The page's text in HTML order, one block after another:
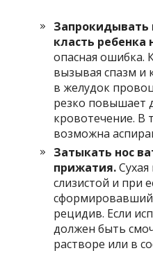
Запрокидывать
класть ребенка
опасная ошибка.
вызывая спазм и
в желудок
резко повышает
кровотечение. В
возможна
Затыкать нос
прижатия.
слизистой и при
рецидив. Если
должен быть
растворе или в